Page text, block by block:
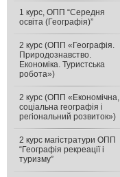
1 курс, ОПП “Середня
освіта (Географія)”
2 курс (ОПП «Географія.
Природознавство.
Економіка. Туристська
робота»)
2 курс (ОПП «Економічна,
соціальна географія і
регіональний розвиток»)
2 курс магістратури ОПП
“Географія рекреації і
туризму”